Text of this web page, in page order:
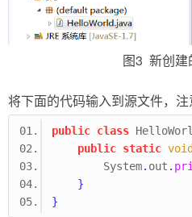
图3 新创建
将下面的代码输入到源文件，注
public class
public static
        System
. out .
}
}